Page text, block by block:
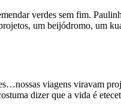
verdes sem fim.
um beijódromo, um
viagens viravam
dizer que a vida é